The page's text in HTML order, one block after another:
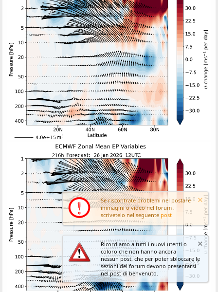
Se riscontrate problemi nel postare
immagini o video nel forum ,
scrivetelo nel seguente post
Ricordiamo a tutti i nuovi utenti o
coloro che non hanno ancora
nessun post, che per poter sbloccare le
sezioni del forum devono presentarsi
nel post di benvenuto.